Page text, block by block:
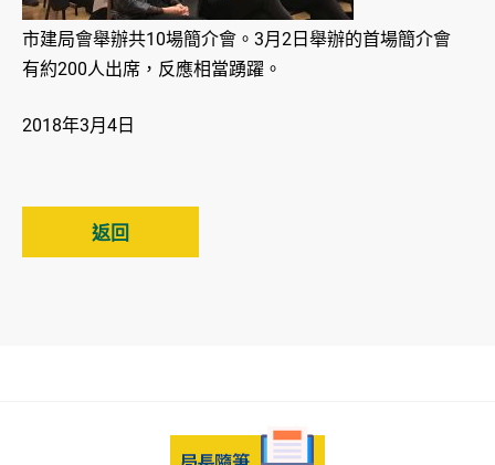
市建局會舉辦共10場簡介會。3月2日舉辦的首場簡介會
有約200人出席，反應相當踴躍。
2018年3月4日
返回